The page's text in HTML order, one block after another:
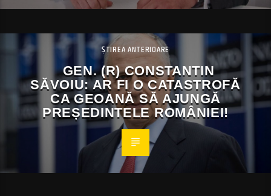
ȘTIREA ANTERIOARE
GEN. (R) CONSTANTIN
SĂVOIU: AR FI O CATASTROFĂ
CA GEOANĂ SĂ AJUNGĂ
PREȘEDINTELE ROMÂNIEI!